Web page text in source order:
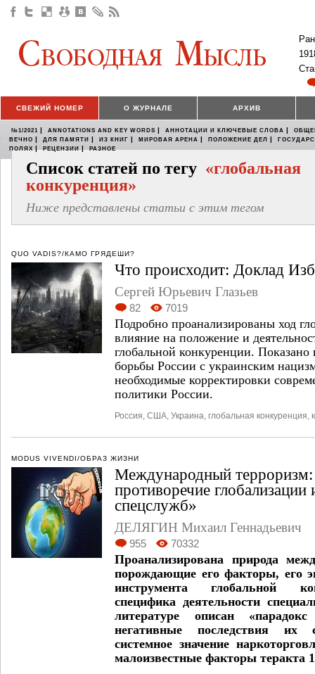
СВЕЖИЙ НОМЕР О ЖУРНАЛЕ АРХИВ
№1/2021 | ANNOTATIONS AND KEY WORDS | АННОТАЦИИ И КЛЮЧЕВЫЕ СЛОВА |
ВЕЧНО | ДЛЯ ПАМЯТИ | ИЗ КНИГ | МИРОВАЯ АРЕНА | ПОЛОЖЕНИЕ ДЕЛ |
ПОЛЯХ | РЕЦЕНЗИИ | РАЗНОЕ
Список статей по тегу «глобальная
конкуренция»
Ниже представлены статьи с этим тегом
QUO VADIS?/КАМО ГРЯДЕШИ?
Что происходит: Доклад
Сергей Юрьевич Глазьев
82 7019
Подробно проанализированы ход
влияние на положение и
глобальной конкуренции. Показано
борьбы России с украинским
необходимые корректировки
политики России.
Россия США Украина глобальная конкуренция
MODUS VIVENDI/ОБРАЗ ЖИЗНИ
Международный терроризм:
противоречие глобализации
спецслужб»
ДЕЛЯГИН Михаил Геннадьевич
955 70332
Проанализирована природа
порождающие его факторы, его
инструмента глобальной
специфика деятельности
литературе описан
негативные последствия их
системное значение
малоизвестные факторы теракта